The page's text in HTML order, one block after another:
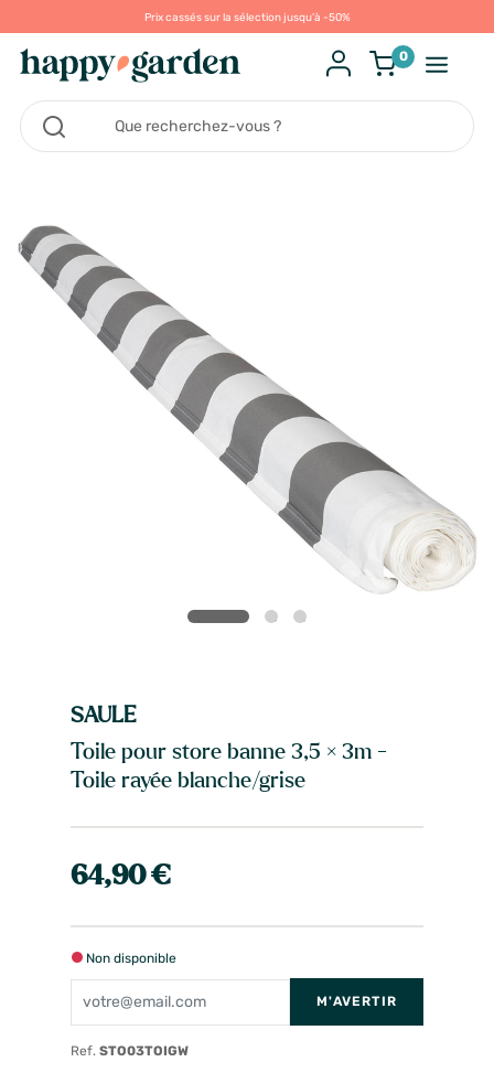
Prix cassés sur la sélection jusqu'à -50%
0
SAULE
Toile pour store banne 3,5 × 3m -
Toile rayée blanche/grise
64,90 €
Non disponible
M'AVERTIR
Ref. STO03TOIGW